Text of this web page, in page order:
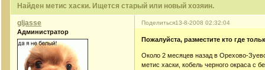
Найден метис хаски. Ищется старый или новый хозяин.
Поделиться13-8-2008 02:32:04
gljasse
Администратор
Пожалуйста, разместите кто где
Около 2 месяцев назад в Орехово-
метис хаски, кобель черного окраса с